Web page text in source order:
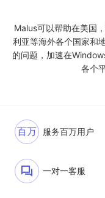
Malus可以帮助在美国
利亚等海外各个国家和
的问题，加速在
各个
百万 服务百万用户
一对一客服